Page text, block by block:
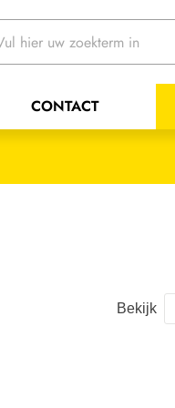
CONTACT
Bekijk